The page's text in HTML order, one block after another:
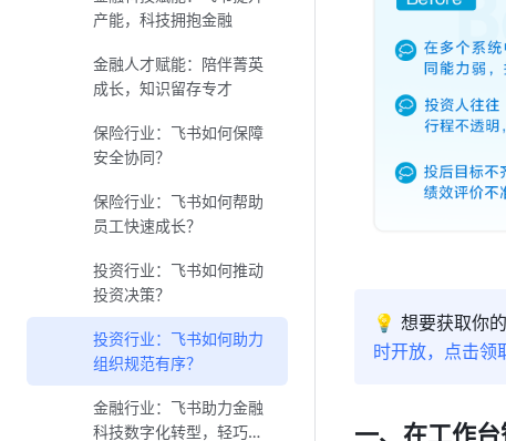
产能，科技拥抱金融
金融人才赋能：陪伴菁英
成长，知识留存专才
保险行业：飞书如何保障
安全协同？
保险行业：飞书如何帮助
员工快速成长？
投资行业：飞书如何推动
投资决策？
投资行业：飞书如何助力
组织规范有序？
金融行业：飞书助力金融
科技数字化转型，轻巧提
💡 想要获取你
时开放，点击领
一、在工作